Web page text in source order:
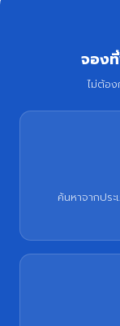
จอง
ไม่ต้อ
ค้นหาจากปร